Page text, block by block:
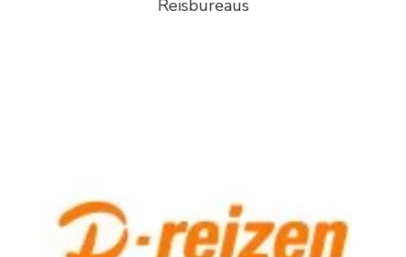
Reisbureaus